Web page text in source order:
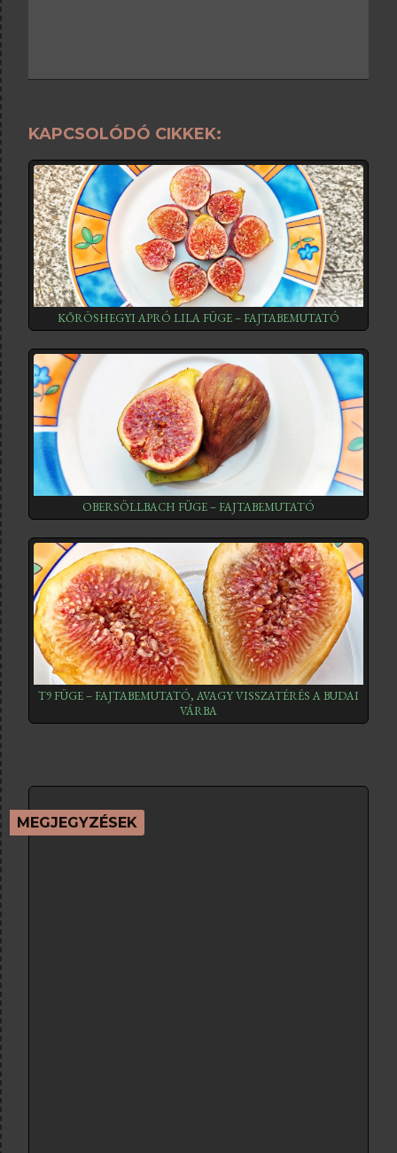
KAPCSOLÓDÓ CIKKEK:
KŐRÖSHEGYI APRÓ LILA FÜGE – FAJTABEMUTATÓ
OBERSÖLLBACH FÜGE – FAJTABEMUTATÓ
T9 FÜGE – FAJTABEMUTATÓ, AVAGY VISSZATÉRÉS A BUDAI
VÁRBA
MEGJEGYZÉSEK